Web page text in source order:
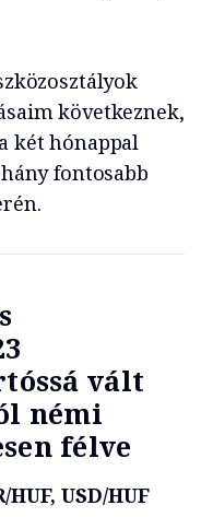
következnek,
két hónappal
fontosabb
vált
némi
félve
USD/HUF